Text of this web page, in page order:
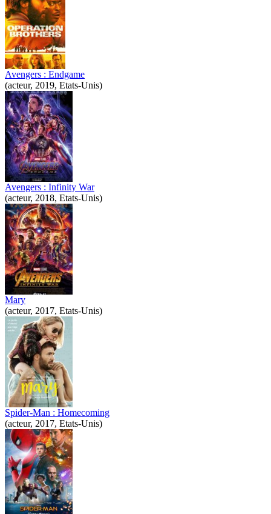
Avengers : Endgame
(acteur, 2019, Etats-Unis)
Avengers : Infinity War
(acteur, 2018, Etats-Unis)
Mary
(acteur, 2017, Etats-Unis)
Spider-Man : Homecoming
(acteur, 2017, Etats-Unis)